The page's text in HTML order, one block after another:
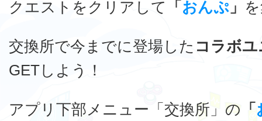
クエストをクリアして 「 おんぷ 」
交換所で今までに登場した コラボ
GETしよう！
アプリ下部メニュー「交換所」の 「